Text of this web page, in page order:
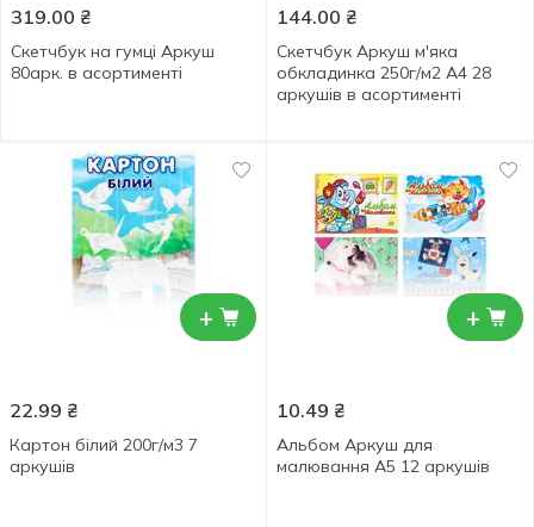
319.00 ₴
Скетчбук на гумці Аркуш
80арк. в асортименті
144.00 ₴
Скетчбук Аркуш м'яка
обкладинка 250г/м2 А4 28
аркушів в асортименті
+
22.99 ₴
Картон білий 200г/м3 7
аркушів
+
10.49 ₴
Альбом Аркуш для
малювання А5 12 аркушів